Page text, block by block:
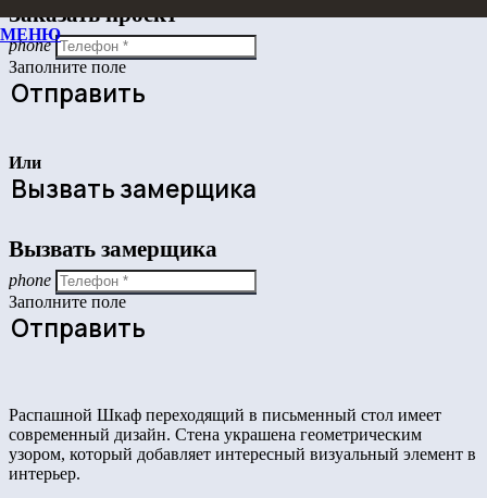
МЕНЮ
Заказать проект
phone
Заполните поле
Отправить
Или
Вызвать замерщика
Вызвать замерщика
phone
Заполните поле
Отправить
Распашной Шкаф переходящий в письменный стол имеет
современный дизайн. Стена украшена геометрическим
узором, который добавляет интересный визуальный элемент в
интерьер.